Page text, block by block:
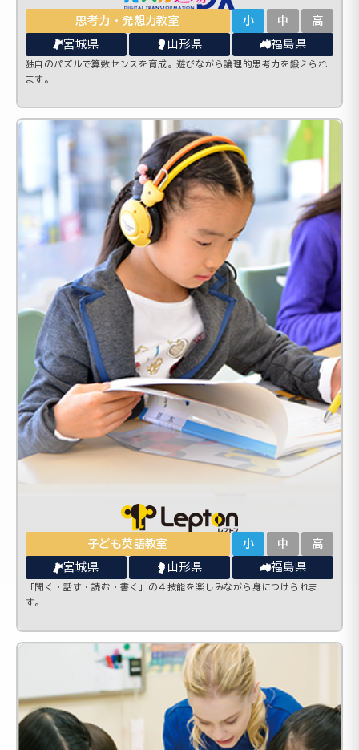
思考力・発想力教室 小 中 高
宮城県 山形県 福島県
独自のパズルで算数センスを育成。遊びながら論理的思考力を鍛えられ
ます。
子ども英語教室 小 中 高
宮城県 山形県 福島県
「聞く・話す・読む・書く」の４技能を楽しみながら身につけられま
す。